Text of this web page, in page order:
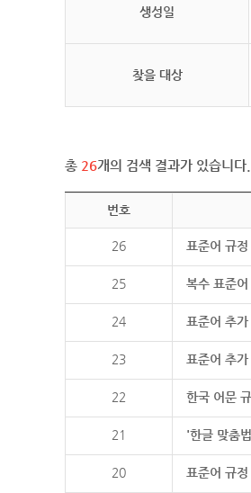
생성일
찾을 대상
총 26개의 검색 결과가 있습니다.
번호
26 표준어 규
25 복수 표준
24 표준어 추
23 표준어 추
22 한국 어문
21 '한글 맞춤
20 표준어 규